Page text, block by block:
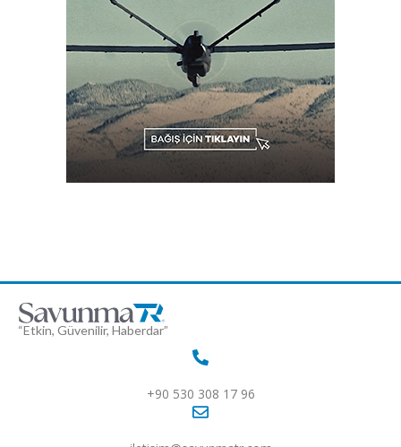
“Etkin, Güvenilir, Haberdar”
+90 530 308 17 96